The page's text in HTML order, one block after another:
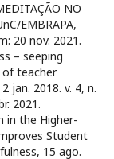
NO
EMBRAPA,
20 nov. 2021.
– seeping
teacher
jan. 2018. v. 4, n.
2021.
in the Higher-
Student
15 ago.